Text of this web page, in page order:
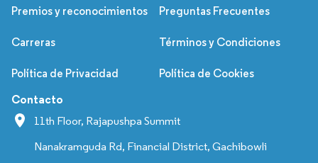
Premios y reconocimientos Preguntas Frecuentes
Carreras Términos y Condiciones
Política de Privacidad Política de Cookies
Contacto
11th Floor, Rajapushpa Summit
Nanakramguda Rd, Financial District, Gachibowli